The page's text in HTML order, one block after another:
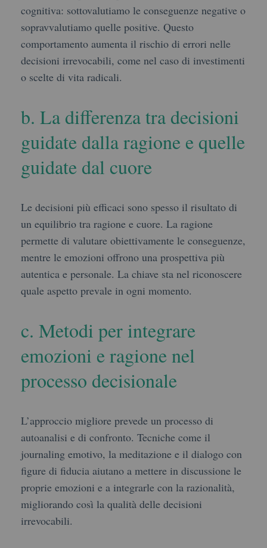
cognitiva: sottovalutiamo le conseguenze negative o
sopravvalutiamo quelle positive. Questo
comportamento aumenta il rischio di errori nelle
decisioni irrevocabili, come nel caso di investimenti
o scelte di vita radicali.
b. La differenza tra decisioni
guidate dalla ragione e quelle
guidate dal cuore
Le decisioni più efficaci sono spesso il risultato di
un equilibrio tra ragione e cuore. La ragione
permette di valutare obiettivamente le conseguenze,
mentre le emozioni offrono una prospettiva più
autentica e personale. La chiave sta nel riconoscere
quale aspetto prevale in ogni momento.
c. Metodi per integrare
emozioni e ragione nel
processo decisionale
L’approccio migliore prevede un processo di
autoanalisi e di confronto. Tecniche come il
journaling emotivo, la meditazione e il dialogo con
figure di fiducia aiutano a mettere in discussione le
proprie emozioni e a integrarle con la razionalità,
migliorando così la qualità delle decisioni
irrevocabili.